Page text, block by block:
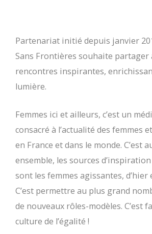
Partenariat initié depuis janvier
Sans Frontières souhaite partager
rencontres inspirantes,
lumière.
Femmes ici et ailleurs, c’est un
consacré à l’actualité des femmes
en France et dans le monde. C’est
ensemble, les sources
sont les femmes agissantes, d’hier
C’est permettre au plus grand
de nouveaux rôles-modèles. C’est
culture de l’égalité !